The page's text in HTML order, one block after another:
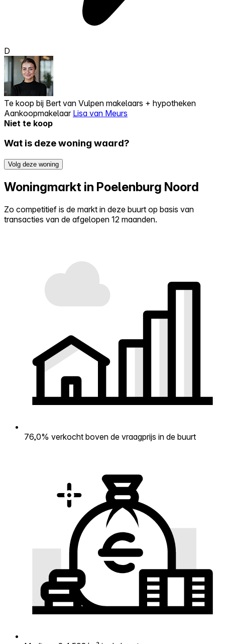
D
Te koop bij Bert van Vulpen makelaars + hypotheken
Aankoopmakelaar Lisa van Meurs
Niet te koop
Wat is deze woning waard?
Volg deze woning
Woningmarkt in Poelenburg Noord
Zo competitief is de markt in deze buurt op basis van
transacties van de afgelopen 12 maanden.
76,0% verkocht boven de vraagprijs in de buurt